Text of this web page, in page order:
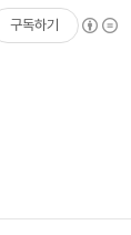
구독하기